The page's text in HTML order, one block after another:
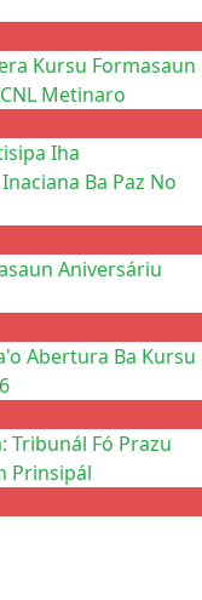
Kursu Formasaun
Metinaro
Iha
Ba Paz No
Aniversáriu
Abertura Ba Kursu
Tribunál Fó Prazu
Prinsipál